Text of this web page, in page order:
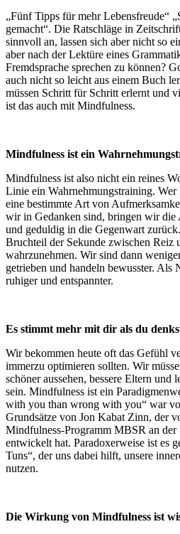
„Fünf Tipps für mehr Lebensfreude“
gemacht“. Die Ratschläge in
sinnvoll an, lassen sich aber nicht so
aber nach der Lektüre eines
Fremdsprache sprechen zu können?
auch nicht so leicht aus einem Buch
müssen Schritt für Schritt erlernt und
ist das auch mit Mindfulness.
Mindfulness ist ein
Mindfulness ist also nicht ein reines
Linie ein Wahrnehmungstraining.
eine bestimmte Art von
wir in Gedanken sind, bringen wir
und geduldig in die Gegenwart
Bruchteil der Sekunde zwischen Reiz
wahrzunehmen. Wir sind dann
getrieben und handeln bewusster.
ruhiger und entspannter.
Es stimmt mehr mit dir als du
Wir bekommen heute oft das Gefühl
immerzu optimieren sollten. Wir
schöner aussehen, bessere Eltern und
sein. Mindfulness ist ein
with you than wrong with you“ war
Grundsätze von Jon Kabat Zinn, der
Mindfulness-Programm MBSR an der
entwickelt hat. Paradoxerweise ist es
Tuns“, der uns dabei hilft, unsere
nutzen.
Die Wirkung von Mindfulness ist